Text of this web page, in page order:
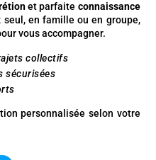
et parfaite connaissance
seul, en famille ou en groupe,
vous accompagner.
collectifs
sécurisées
personnalisée selon votre